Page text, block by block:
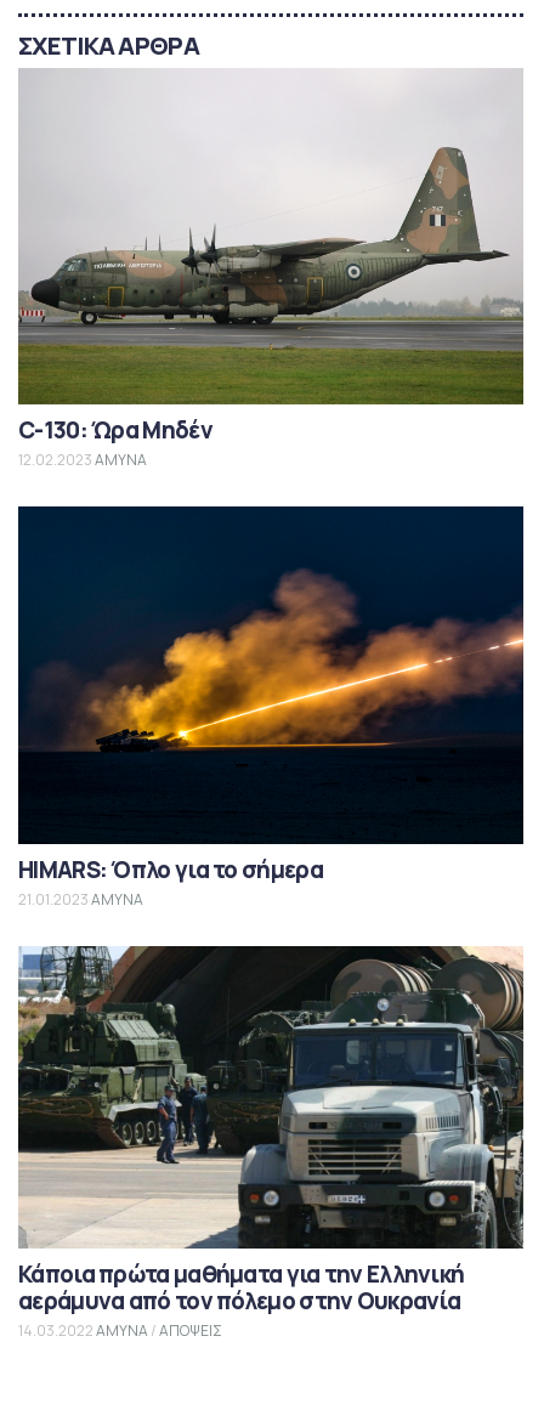
ΣΧΕΤΙΚΑ ΑΡΘΡΑ
C-130: Ώρα Μηδέν
12.02.2023ΑΜΥΝΑ
HIMARS: Όπλο για το σήμερα
21.01.2023ΑΜΥΝΑ
Κάποια πρώτα μαθήματα για την Ελληνική
αεράμυνα από τον πόλεμο στην Ουκρανία
14.03.2022ΑΜΥΝΑ/ΑΠΟΨΕΙΣ